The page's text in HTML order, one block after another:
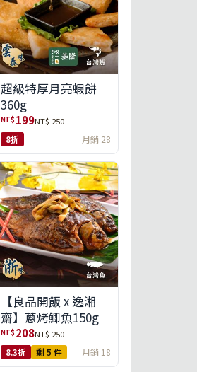
超級特厚月亮蝦餅
360g
NT$ 199NT$ 250
8折 月銷 28
【良品開飯 x 逸湘
齋】蔥烤鯽魚150g
NT$ 208NT$ 250
8.3折 剩 5 件 月銷 18